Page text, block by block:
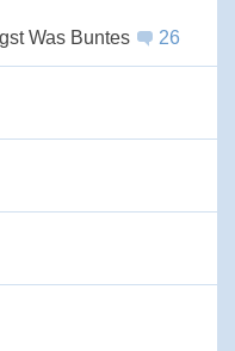
Was Buntes
26